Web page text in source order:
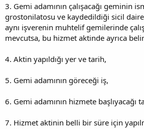
3. Gemi adamının çalışacağı geminin
grostonilatosu ve kaydedildiği sicil
aynı işverenin muhtelif gemilerinde
mevcutsa, bu hizmet aktinde ayrıca
4. Aktin yapıldığı yer ve tarih,
5. Gemi adamının göreceği iş,
6. Gemi adamının hizmete başlıyacağı
7. Hizmet aktinin belli bir süre için